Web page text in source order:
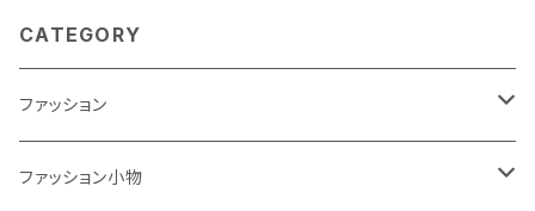
CATEGORY
ファッション
ワンピース
ファッション小物